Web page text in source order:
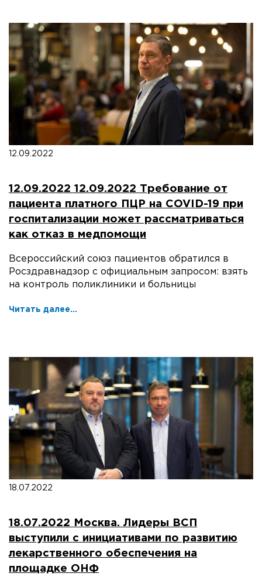
12.09.2022
12.09.2022 12.09.2022 Требование от
пациента платного ПЦР на COVID-19 при
госпитализации может рассматриваться
как отказ в медпомощи
Всероссийский союз пациентов обратился в
Росздравнадзор с официальным запросом: взять
на контроль поликлиники и больницы
Читать далее...
18.07.2022
18.07.2022 Москва. Лидеры ВСП
выступили с инициативами по развитию
лекарственного обеспечения на
площадке ОНФ